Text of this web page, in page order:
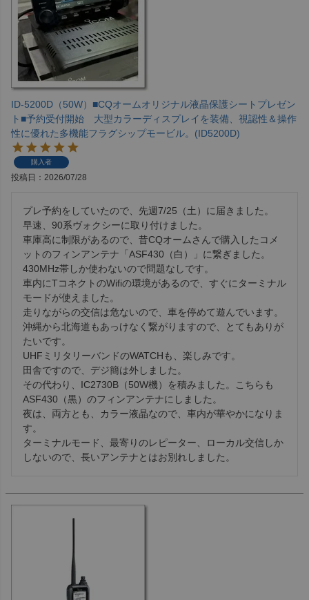
ID-5200D（50W）■CQオームオリジナル液晶保護シートプレゼン
ト■予約受付開始 大型カラーディスプレイを装備、視認性＆操作
性に優れた多機能フラグシップモービル。(ID5200D)
購入者
投稿日 2026/07/28
プレ予約をしていたので、先週7/25（土）に届きました。
早速、90系ヴォクシーに取り付けました。
車庫高に制限があるので、昔CQオームさんで購入したコメ
ットのフィンアンテナ「ASF430（白）」に繋ぎました。
430MHz帯しか使わないので問題なしです。
車内にTコネクトのWifiの環境があるので、すぐにターミナル
モードが使えました。
走りながらの交信は危ないので、車を停めて遊んでいます。
沖縄から北海道もあっけなく繋がりますので、とてもありが
たいです。
UHFミリタリーバンドのWATCHも、楽しみです。
田舎ですので、デジ簡は外しました。
その代わり、IC2730B（50W機）を積みました。こちらも
ASF430（黒）のフィンアンテナにしました。
夜は、両方とも、カラー液晶なので、車内が華やかになりま
す。
ターミナルモード、最寄りのレピーター、ローカル交信しか
しないので、長いアンテナとはお別れしました。